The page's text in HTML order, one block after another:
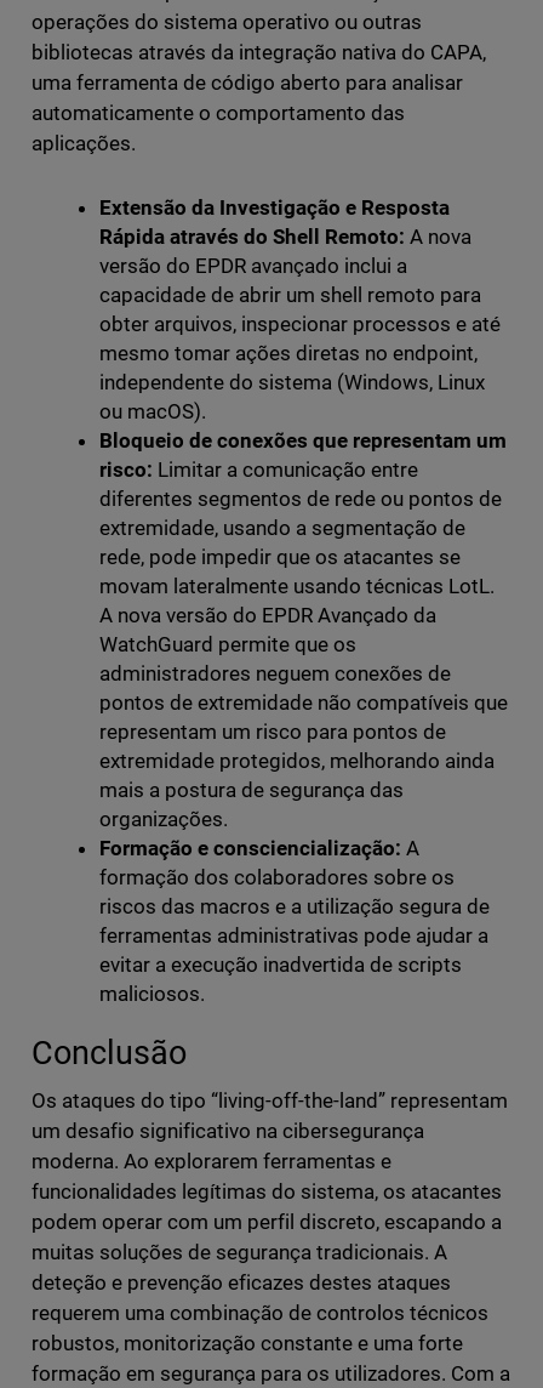
operações do sistema operativo ou outras
bibliotecas através da integração nativa do CAPA,
uma ferramenta de código aberto para analisar
automaticamente o comportamento das
aplicações.
Extensão da Investigação e Resposta
Rápida através do Shell Remoto: A nova
versão do EPDR avançado inclui a
capacidade de abrir um shell remoto para
obter arquivos, inspecionar processos e até
mesmo tomar ações diretas no endpoint,
independente do sistema (Windows, Linux
ou macOS).
Bloqueio de conexões que representam um
risco: Limitar a comunicação entre
diferentes segmentos de rede ou pontos de
extremidade, usando a segmentação de
rede, pode impedir que os atacantes se
movam lateralmente usando técnicas LotL.
A nova versão do EPDR Avançado da
WatchGuard permite que os
administradores neguem conexões de
pontos de extremidade não compatíveis que
representam um risco para pontos de
extremidade protegidos, melhorando ainda
mais a postura de segurança das
organizações.
Formação e consciencialização: A
formação dos colaboradores sobre os
riscos das macros e a utilização segura de
ferramentas administrativas pode ajudar a
evitar a execução inadvertida de scripts
maliciosos.
Conclusão
Os ataques do tipo “living-off-the-land” representam
um desafio significativo na cibersegurança
moderna. Ao explorarem ferramentas e
funcionalidades legítimas do sistema, os atacantes
podem operar com um perfil discreto, escapando a
muitas soluções de segurança tradicionais. A
deteção e prevenção eficazes destes ataques
requerem uma combinação de controlos técnicos
robustos, monitorização constante e uma forte
formação em segurança para os utilizadores. Com a